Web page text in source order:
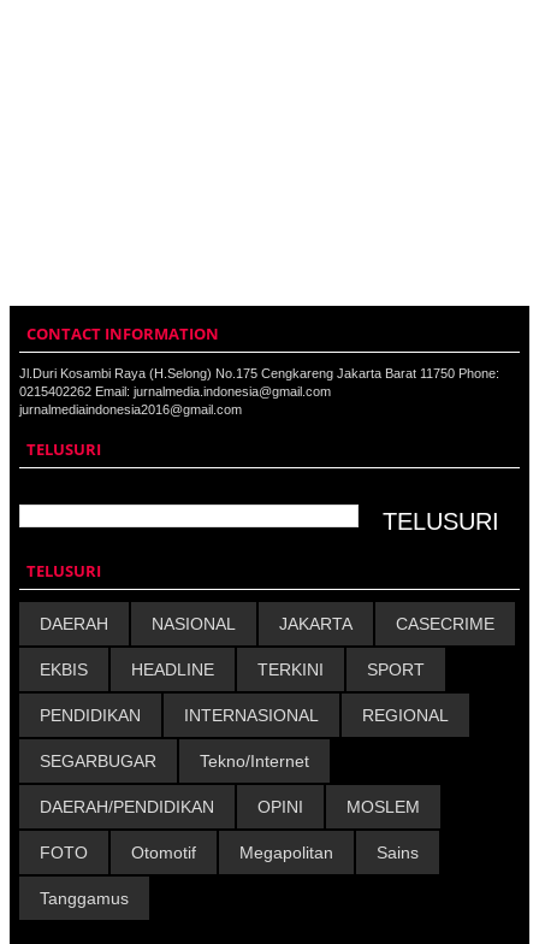
CONTACT INFORMATION
Jl.Duri Kosambi Raya (H.Selong) No.175 Cengkareng Jakarta Barat 11750 Phone:
0215402262 Email: jurnalmedia.indonesia@gmail.com
jurnalmediaindonesia2016@gmail.com
TELUSURI
TELUSURI
DAERAH NASIONAL JAKARTA CASECRIME
EKBIS HEADLINE TERKINI SPORT
PENDIDIKAN INTERNASIONAL REGIONAL
SEGARBUGAR Tekno/Internet
DAERAH/PENDIDIKAN OPINI MOSLEM
FOTO Otomotif Megapolitan Sains
Tanggamus